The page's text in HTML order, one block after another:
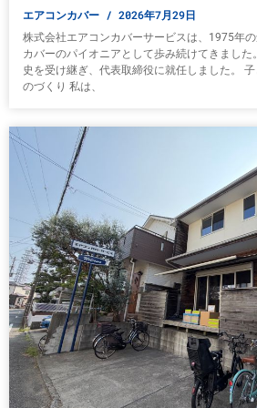
エアコンカバー 2026年7月29日
株式会社エアコンカバーサービスは、1975年
カバーのパイオニアとして歩み続けてきまし
史を受け継ぎ、代表取締役に就任しました。
のづくり 私は、